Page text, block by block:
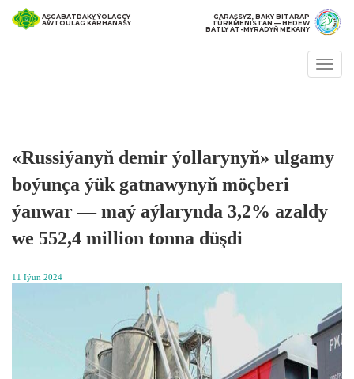
AŞGABATDAKY ÝOLAGÇY
AWTOULAG KÄRHANASY
GARAŞSYZ, BAKY BITARAP
TÜRKMENISTAN — BEDEW
BATLY AT-MYRADYŇ MEKANY
«Russiýanyň demir ýollarynyň» ulgamy
boýunça ýük gatnawynyň möçberi
ýanwar — maý aýlarynda 3,2% azaldy
we 552,4 million tonna düşdi
11 Iýun 2024